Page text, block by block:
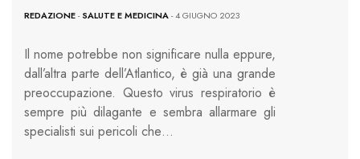
REDAZIONE-SALUTE E MEDICINA- 4 GIUGNO 2023
Il nome potrebbe non significare nulla eppure,
dall’altra parte dell’Atlantico, è già una grande
preoccupazione. Questo virus respiratorio è
sempre più dilagante e sembra allarmare gli
specialisti sui pericoli che…